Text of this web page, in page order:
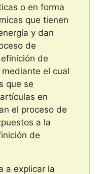
o en forma
que tienen
y dan
de
de
el cual
que se
en
el proceso de
a la
de
a explicar la